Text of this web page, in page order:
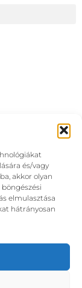
és/vagy
akkor olyan
elmulasztása
hátrányosan